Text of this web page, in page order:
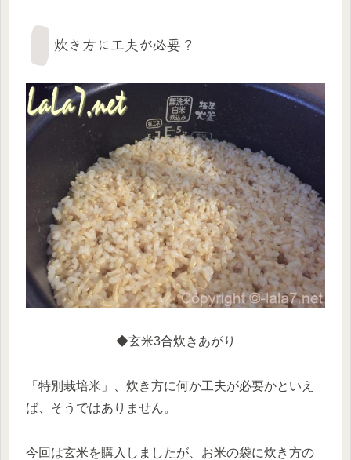
炊き方に工夫が必要？
◆玄米3合炊きあがり
「特別栽培米」、炊き方に何か工夫が必要かといえ
ば、そうではありません。
今回は玄米を購入しましたが、お米の袋に炊き方の